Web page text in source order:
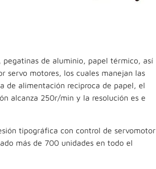
pegatinas de aluminio, papel térmico, así
servo motores, los cuales manejan las
de alimentación reciproca de papel, el
alcanza 250r/min y la resolución es e
tipográfica con control de servomotor
más de 700 unidades en todo el